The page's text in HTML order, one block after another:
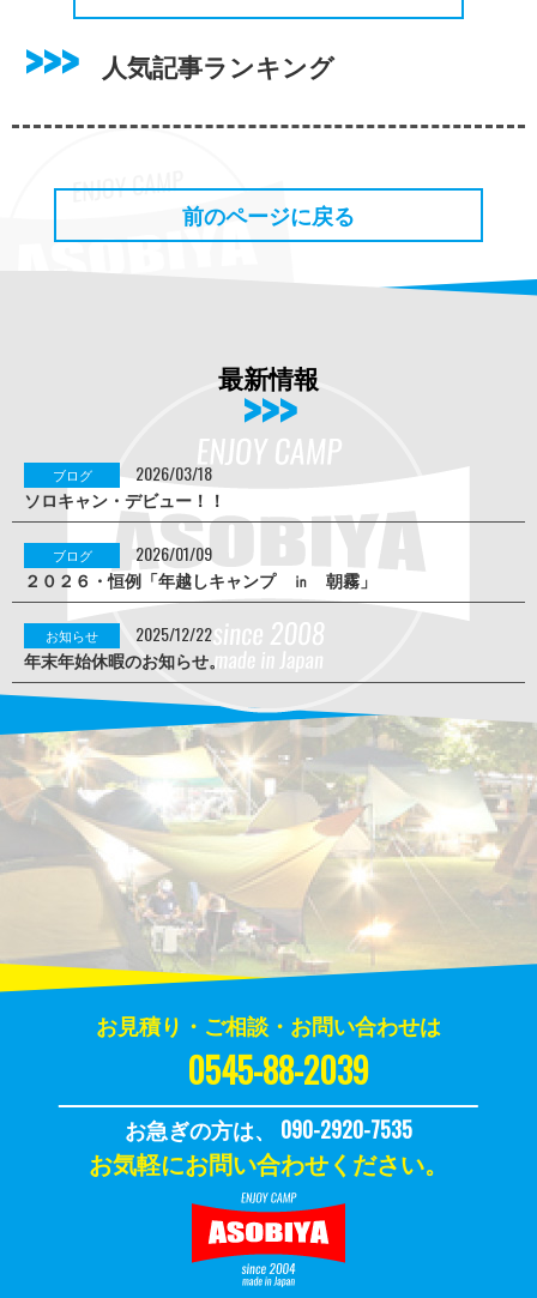
人気記事ランキング
前のページに戻る
最新情報
ブログ
2026/03/18
ソロキャン・デビュー！！
ブログ
2026/01/09
２０２６・恒例「年越しキャンプ ㏌ 朝霧」
お知らせ
2025/12/22
年末年始休暇のお知らせ。
お見積り・ご相談・お問い合わせは
0545-88-2039
お急ぎの方は、 090-2920-7535
お気軽にお問い合わせください。